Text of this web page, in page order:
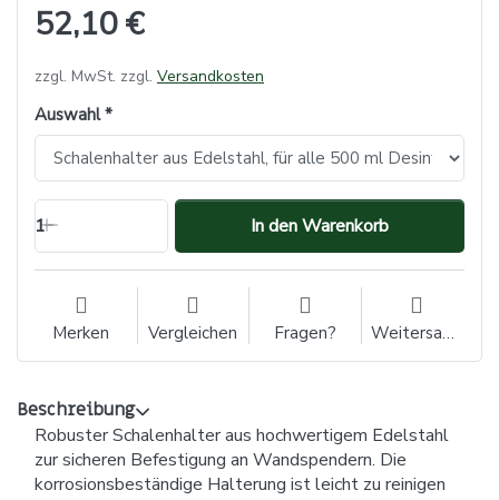
52,10 €
zzgl. MwSt. zzgl. Versandkosten
Auswahl
1 In den Warenkorb
Merken Vergleichen Fragen? Weitersagen
Beschreibung
Robuster Schalenhalter aus hochwertigem Edelstahl
zur sicheren Befestigung an Wandspendern. Die
korrosionsbeständige Halterung ist leicht zu reinigen